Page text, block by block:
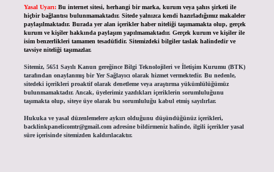
Yasal Uyarı: Bu internet sitesi, herhangi bir marka, kurum veya şahıs şirketi ile
hiçbir bağlantısı bulunmamaktadır. Sitede yalnızca kendi hazırladığımız makaleler
paylaşılmaktadır. Burada yer alan içerikler haber niteliği taşımamakta olup, gerçek
kurum ve kişiler hakkında paylaşım yapılmamaktadır. Gerçek kurum ve kişiler ile
isim benzerlikleri tamamen tesadüfidir. Sitemizdeki bilgiler taslak halindedir ve
tavsiye niteliği taşımazlar.
Sitemiz, 5651 Sayılı Kanun gereğince Bilgi Teknolojileri ve İletişim Kurumu (BTK)
tarafından onaylanmış bir Yer Sağlayıcı olarak hizmet vermektedir. Bu nedenle,
sitedeki içerikleri proaktif olarak denetleme veya araştırma yükümlülüğümüz
bulunmamaktadır. Ancak, üyelerimiz yazdıkları içeriklerin sorumluluğunu
taşımakta olup, siteye üye olarak bu sorumluluğu kabul etmiş sayılırlar.
Hukuka ve yasal düzenlemelere aykırı olduğunu düşündüğünüz içerikleri,
backlinkpanelicomtr@gmail.comadresine bildirmeniz halinde, ilgili içerikler yasal
süre içerisinde sitemizden kaldırılacaktır.